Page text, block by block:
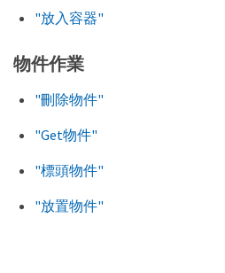
"放入容器"
物件作業
"刪除物件"
"Get物件"
"標頭物件"
"放置物件"